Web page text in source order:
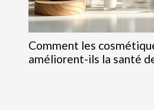
Comment les
améliorent-ils la santé